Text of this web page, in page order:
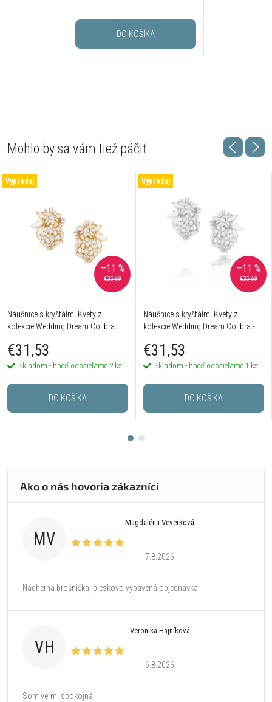
DO KOŠÍKA
Výpredaj
€35,69
–11 %
Náušnice s kryštálmi Kvety z
kolekcie Wedding Dream Colibra
€31,53
Skladom - hneď odosielame 2 ks
DO KOŠÍKA
Výpredaj
€35,69
–11 %
Náušnice s kryštálmi Kvety z
kolekcie Wedding Dream Colibra -
€31,53
Skladom - hneď odosielame 1 ks
DO KOŠÍKA
MV
Magdaléna Veverková
7.8.2026
Nádherná brošnička, bleskovo vybavená objednávka
VH
Veronika Hajníková
6.8.2026
Som veľmi spokojná